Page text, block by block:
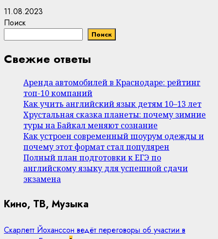
11.08.2023
Поиск
Поиск
Свежие ответы
Аренда автомобилей в Краснодаре: рейтинг
топ-10 компаний
Как учить английский язык детям 10–13 лет
Хрустальная сказка планеты: почему зимние
туры на Байкал меняют сознание
Как устроен современный шоурум одежды и
почему этот формат стал популярен
Полный план подготовки к ЕГЭ по
английскому языку для успешной сдачи
экзамена
Кино, ТВ, Музыка
Скарлетт Йоханссон ведёт переговоры об участии в